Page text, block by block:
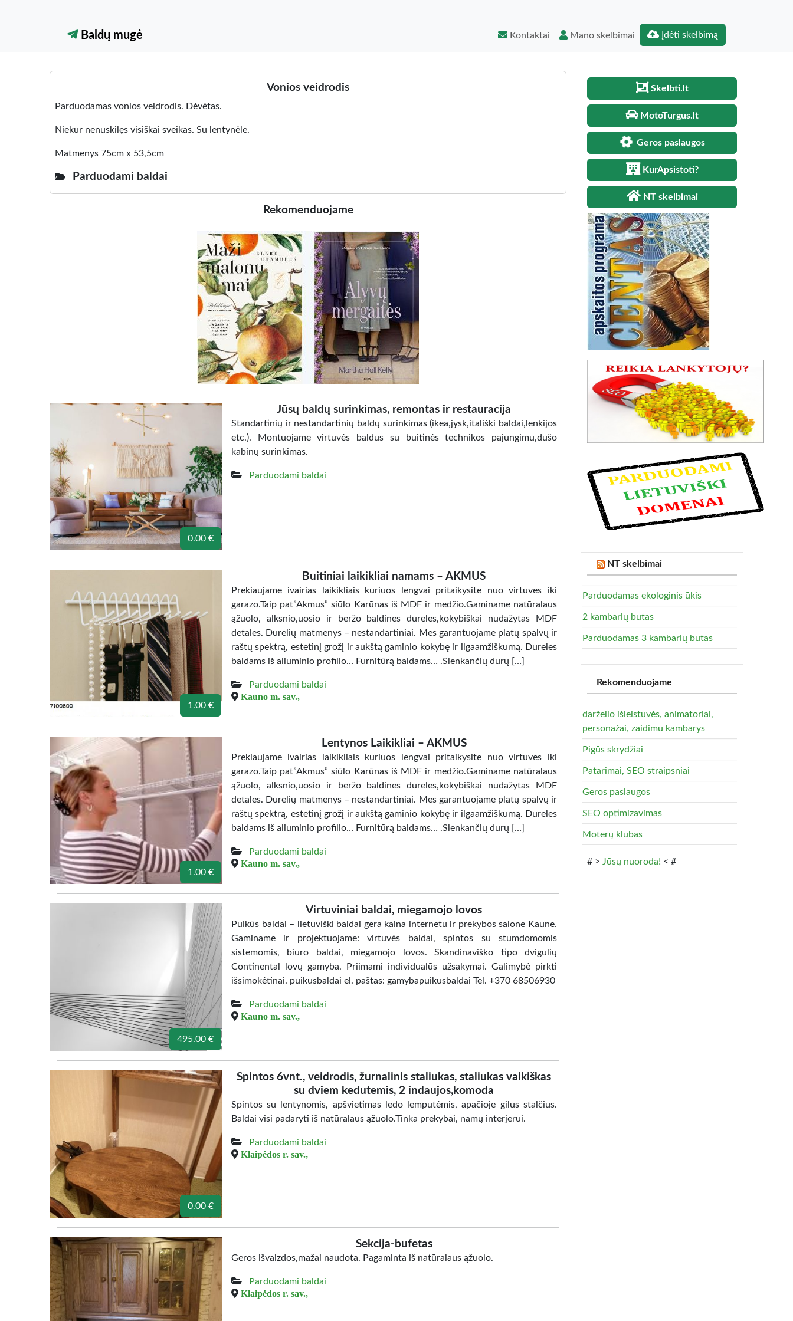
Baldų mugė Kontaktai Mano skelbimai Įdėti skelbimą
Vonios veidrodis
Parduodamas vonios veidrodis. Dėvėtas.
Niekur nenuskilęs visiškai sveikas. Su lentynėle.
Matmenys 75cm x 53,5cm
Parduodami baldai
Rekomenduojame
0.00 €
Jūsų baldų surinkimas, remontas ir restauracija
Standartinių ir nestandartinių baldų surinkimas (ikea,jysk,itališki baldai,lenkijos
etc.). Montuojame virtuvės baldus su buitinės technikos pajungimu,dušo
kabinų surinkimas.
Parduodami baldai
1.00 €
Buitiniai laikikliai namams – AKMUS
Prekiaujame ivairias laikikliais kuriuos lengvai pritaikysite nuo virtuves iki
garazo.Taip pat”Akmus” siūlo Karūnas iš MDF ir medžio.Gaminame natūralaus
ąžuolo, alksnio,uosio ir beržo baldines dureles,kokybiškai nudažytas MDF
detales. Durelių matmenys – nestandartiniai. Mes garantuojame platų spalvų ir
raštų spektrą, estetinį grožį ir aukštą gaminio kokybę ir ilgaamžiškumą. Dureles
baldams iš aliuminio profilio… Furnitūrą baldams… .Slenkančių durų […]
Parduodami baldai
Kauno m. sav.,
1.00 €
Lentynos Laikikliai – AKMUS
Prekiaujame ivairias laikikliais kuriuos lengvai pritaikysite nuo virtuves iki
garazo.Taip pat”Akmus” siūlo Karūnas iš MDF ir medžio.Gaminame natūralaus
ąžuolo, alksnio,uosio ir beržo baldines dureles,kokybiškai nudažytas MDF
detales. Durelių matmenys – nestandartiniai. Mes garantuojame platų spalvų ir
raštų spektrą, estetinį grožį ir aukštą gaminio kokybę ir ilgaamžiškumą. Dureles
baldams iš aliuminio profilio… Furnitūrą baldams… .Slenkančių durų […]
Parduodami baldai
Kauno m. sav.,
495.00 €
Virtuviniai baldai, miegamojo lovos
Puikūs baldai – lietuviški baldai gera kaina internetu ir prekybos salone Kaune.
Gaminame ir projektuojame: virtuvės baldai, spintos su stumdomomis
sistemomis, biuro baldai, miegamojo lovos. Skandinaviško tipo dvigulių
Continental lovų gamyba. Priimami individualūs užsakymai. Galimybė pirkti
išsimokėtinai. puikusbaldai el. paštas: gamybapuikusbaldai Tel. +370 68506930
Parduodami baldai
Kauno m. sav.,
0.00 €
Spintos 6vnt., veidrodis, žurnalinis staliukas, staliukas vaikiškas
su dviem kedutemis, 2 indaujos,komoda
Spintos su lentynomis, apšvietimas ledo lemputėmis, apačioje gilus stalčius.
Baldai visi padaryti iš natūralaus ąžuolo.Tinka prekybai, namų interjerui.
Parduodami baldai
Klaipėdos r. sav.,
Sekcija-bufetas
Geros išvaizdos,mažai naudota. Pagaminta iš natūralaus ąžuolo.
Parduodami baldai
Klaipėdos r. sav.,
Skelbti.lt
MotoTurgus.lt
Geros paslaugos
KurApsistoti?
NT skelbimai
NT skelbimai
Parduodamas ekologinis ūkis
2 kambarių butas
Parduodamas 3 kambarių butas
Rekomenduojame
darželio išleistuvės, animatoriai,
personažai, zaidimu kambarys
Pigūs skrydžiai
Patarimai, SEO straipsniai
Geros paslaugos
SEO optimizavimas
Moterų klubas
# > Jūsų nuoroda! < #